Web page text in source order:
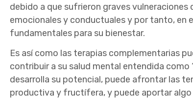
debido a que sufrieron graves
emocionales y conductuales y por tanto, en
fundamentales para su bienestar.
Es así como las terapias complementarias
contribuir a su salud mental entendida
desarrolla su potencial, puede afrontar las
productiva y fructífera, y puede aportar algo